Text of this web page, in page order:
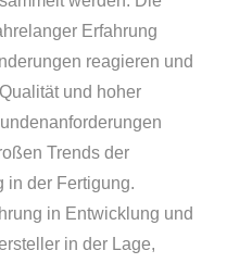
Erfahrung
reagieren und
und hoher
Trends der
in der Fertigung.
in Entwicklung und
in der Lage,